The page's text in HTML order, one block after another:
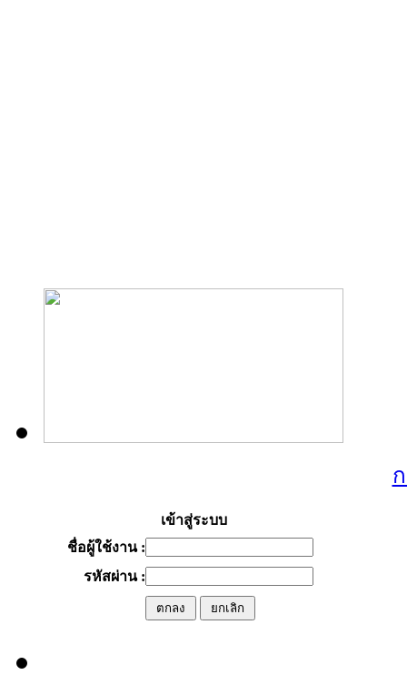
เข้าสู่ระบบ
ชื่อผู้ใช้งาน :
รหัสผ่าน :